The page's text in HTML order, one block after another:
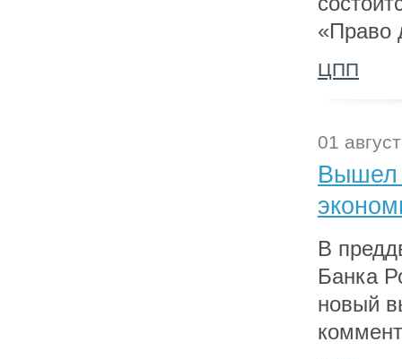
«Право
ЦПП
01
Вышел
В
Банка
новый